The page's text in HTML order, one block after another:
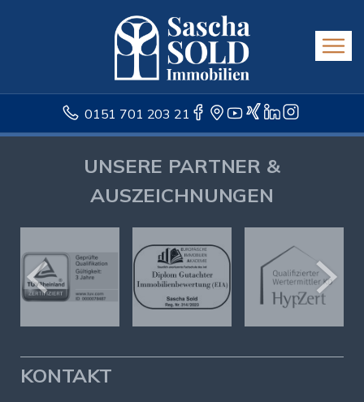
0151 701 203 21
UNSERE PARTNER &
AUSZEICHNUNGEN
KONTAKT